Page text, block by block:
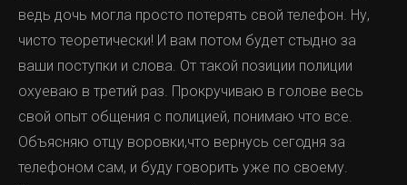
ведь дочь могла просто потерять свой телефон. Ну,
чисто теоретически! И вам потом будет стыдно за
ваши поступки и слова. От такой позиции полиции
охуеваю в третий раз. Прокручиваю в голове весь
свой опыт общения с полицией, понимаю что все.
Объясняю отцу воровки,что вернусь сегодня за
телефоном сам, и буду говорить уже по своему.